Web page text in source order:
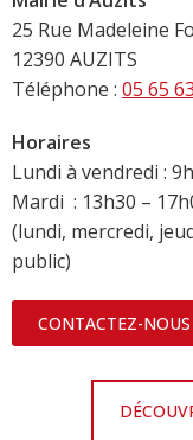
25 Rue Madeleine
12390 AUZITS
Téléphone : 05 65
Horaires
Lundi à vendredi :
Mardi : 13h30 –
(lundi, mercredi,
public)
CONTACTEZ-NOUS